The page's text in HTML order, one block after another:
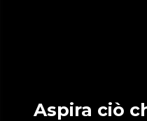
Aspira ciò